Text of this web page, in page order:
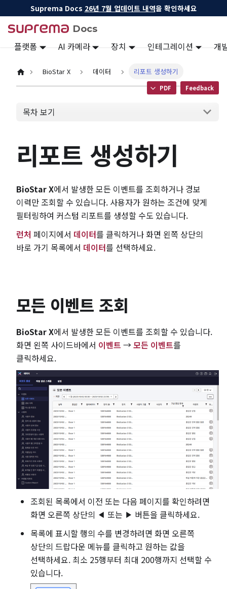
Suprema Docs 26년 7월 업데이트 내역을 확인하세요
Docs
플랫폼 AI 카메라 장치 인테그레이션 개
BioStar X 데이터 리포트 생성하기
PDF Feedback
목차 보기
리포트 생성하기
BioStar X에서 발생한 모든 이벤트를 조회하거나 경보
이력만 조회할 수 있습니다. 사용자가 원하는 조건에 맞게
필터링하여 커스텀 리포트를 생성할 수도 있습니다.
런처 페이지에서 데이터를 클릭하거나 화면 왼쪽 상단의
바로 가기 목록에서 데이터를 선택하세요.
모든 이벤트 조회
BioStar X에서 발생한 모든 이벤트를 조회할 수 있습니다.
화면 왼쪽 사이드바에서 이벤트 →모든 이벤트를
클릭하세요.
조회된 목록에서 이전 또는 다음 페이지를 확인하려면
화면 오른쪽 상단의
또는
버튼을 클릭하세요.
목록에 표시할 행의 수를 변경하려면 화면 오른쪽
상단의 드랍다운 메뉴를 클릭하고 원하는 값을
선택하세요. 최소 25행부터 최대 200행까지 선택할 수
있습니다.